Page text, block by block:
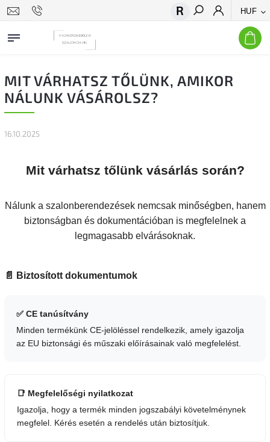
HUF
Keresés
MIT VÁRHATSZ TŐLÜNK, AMIKOR
NÁLUNK VÁSÁROLSZ?
16.10.2025
Mit várhatsz tőlünk vásárlás során?
Nálunk a szalonberendezések nemcsak minőségben, hanem
biztonságban és dokumentációban is megfelelnek a
legmagasabb elvárásoknak.
📄 Biztosított dokumentumok
✅ CE tanúsítvány
Minden termékünk CE-jelöléssel rendelkezik, amely igazolja
az EU biztonsági és műszaki előírásainak való megfelelést.
📑 Megfelelőségi nyilatkozat
Igazolja, hogy a termék minden jogszabályi követelménynek
megfelel. Kérés esetén a rendelés után biztosítjuk.